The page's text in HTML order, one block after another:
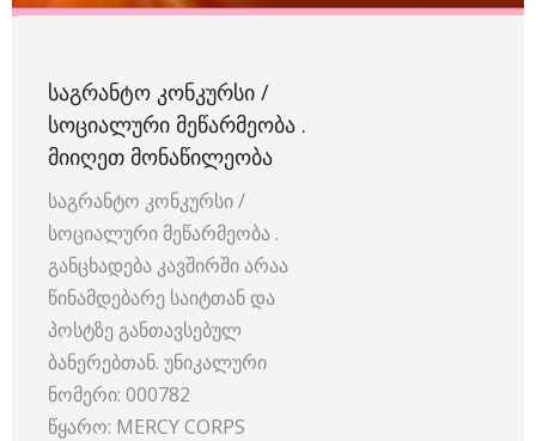
ᲡᲐᲒᲠᲐᲜᲢᲝ ᲙᲝᲜᲙᲣᲠᲡᲘ /
ᲡᲝᲪᲘᲐᲚᲣᲠᲘ ᲛᲔᲬᲐᲠᲛᲔᲝᲑᲐ .
ᲛᲘᲘᲦᲔᲗ ᲛᲝᲜᲐᲬᲘᲚᲔᲝᲑᲐ
საგრანტო კონკურსი /
სოციალური მეწარმეობა .
განცხადება კავშირში არაა
წინამდებარე საიტთან და
პოსტზე განთავსებულ
ბანერებთან. უნიკალური
ნომერი: 000782
წყარო: MERCY CORPS